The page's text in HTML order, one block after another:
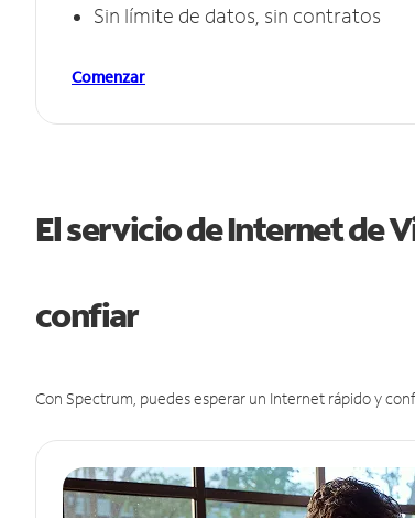
Sin límite de datos, sin contratos
Comenzar
El servicio de Internet de
confiar
Con Spectrum, puedes esperar un Internet rápido y